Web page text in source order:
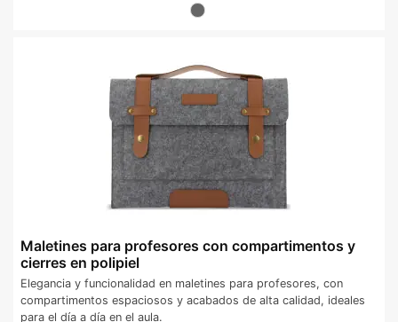
Maletines para profesores con compartimentos y
cierres en polipiel
Elegancia y funcionalidad en maletines para profesores, con
compartimentos espaciosos y acabados de alta calidad, ideales
para el día a día en el aula.